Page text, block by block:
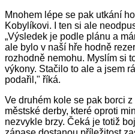
Mnohem lépe se pak utkání
Kobylíkovi. I ten si ale
„Výsledek je podle plánu a
ale bylo v naší hře hodně
rozhodně nemohu. Myslím si
výkony. Stačilo to ale a jsem
podařil," říká.
Ve druhém kole se pak borci
městské derby, které oproti
nezvykle brzy. Čeká je totiž